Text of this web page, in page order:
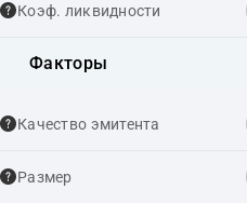
Коэф. ликвидности
Факторы
Качество эмитента
Размер